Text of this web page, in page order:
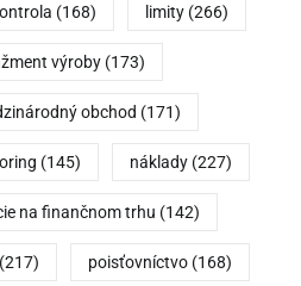
(168) limity (266)
výroby (173)
obchod (171)
(145) náklady (227)
na finančnom trhu (142)
(217) poisťovníctvo (168)